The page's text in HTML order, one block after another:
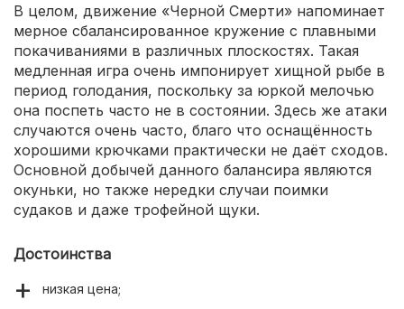
В целом, движение «Черной Смерти» напоминает
мерное сбалансированное кружение с плавными
покачиваниями в различных плоскостях. Такая
медленная игра очень импонирует хищной рыбе в
период голодания, поскольку за юркой мелочью
она поспеть часто не в состоянии. Здесь же атаки
случаются очень часто, благо что оснащённость
хорошими крючками практически не даёт сходов.
Основной добычей данного балансира являются
окуньки, но также нередки случаи поимки
судаков и даже трофейной щуки.
Достоинства
низкая цена;